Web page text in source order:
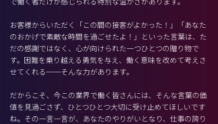
お客様からいただく「この間の接客がよかった！」「あなた
のおかげで素敵な時間を過ごせたよ！」といった言葉は、た
だの感謝ではなく、心が向けられた一つひとつの贈り物で
す。困難を乗り越える勇気を与え、働く意味を改めて考えさ
せてくれる──そんな力があります。
だからこそ、今この業界で働く皆さんには、そんな言葉の価
値を見過ごさず、ひとつひとつ大切に受け止めてほしいです
ね。その一言一言が、あなたのやりがいとなり、仕事の誇り